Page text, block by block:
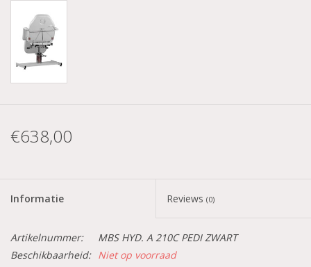
€638,00
Informatie Reviews (0)
Artikelnummer:
MBS HYD. A 210C PEDI ZWART
Beschikbaarheid: Niet op voorraad